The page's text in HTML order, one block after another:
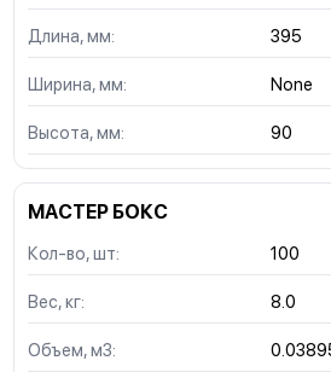
Длина, мм: 395
Ширина, мм: None
Высота, мм: 90
МАСТЕР БОКС
Кол-во, шт: 100
Вес, кг: 8.0
Объем, м3: